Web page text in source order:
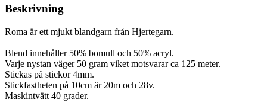
Beskrivning
Roma är ett mjukt blandgarn från Hjertegarn.
Blend innehåller 50% bomull och 50% acryl.
Varje nystan väger 50 gram viket motsvarar ca 125 meter.
Stickas på stickor 4mm.
Stickfastheten på 10cm är 20m och 28v.
Maskintvätt 40 grader.